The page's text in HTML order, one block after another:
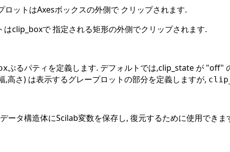
ロットはAxesボックスの外側で クリップされます.
はclip_boxで 指定される矩形の外側でクリップされます.
ぷるパティを定義します. デフォルトでは,clip_state が "off"
,高さ) は表示するグレープロットの部分を定義しますが,
ータ構造体にScilab変数を保存し, 復元するために使用できま